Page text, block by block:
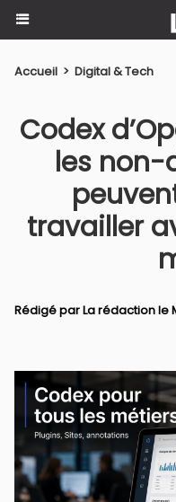
Accueil > Digital & Tech
Codex
les non-
travailler
Rédigé par La rédaction le